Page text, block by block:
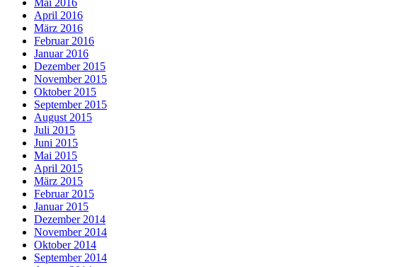
Mai 2016
April 2016
März 2016
Februar 2016
Januar 2016
Dezember 2015
November 2015
Oktober 2015
September 2015
August 2015
Juli 2015
Juni 2015
Mai 2015
April 2015
März 2015
Februar 2015
Januar 2015
Dezember 2014
November 2014
Oktober 2014
September 2014